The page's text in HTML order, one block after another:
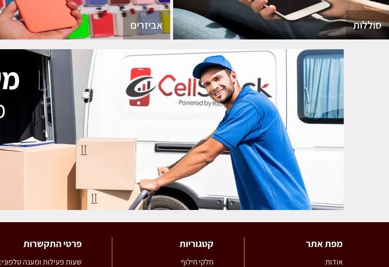
סוללות אביזרים
מפת אתר
אודות
קטגוריות
חלקי חילוף
פרטי התקשרות
שעות פעילות ומענה טלפוני: